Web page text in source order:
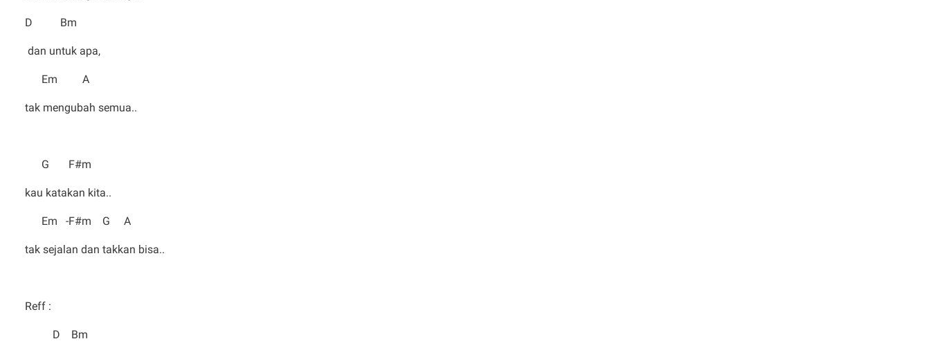
D Bm
dan untuk apa,
Em A
tak mengubah semua..
G F#m
kau katakan kita..
Em -F#m G A
tak sejalan dan takkan bisa..
Reff :
D Bm